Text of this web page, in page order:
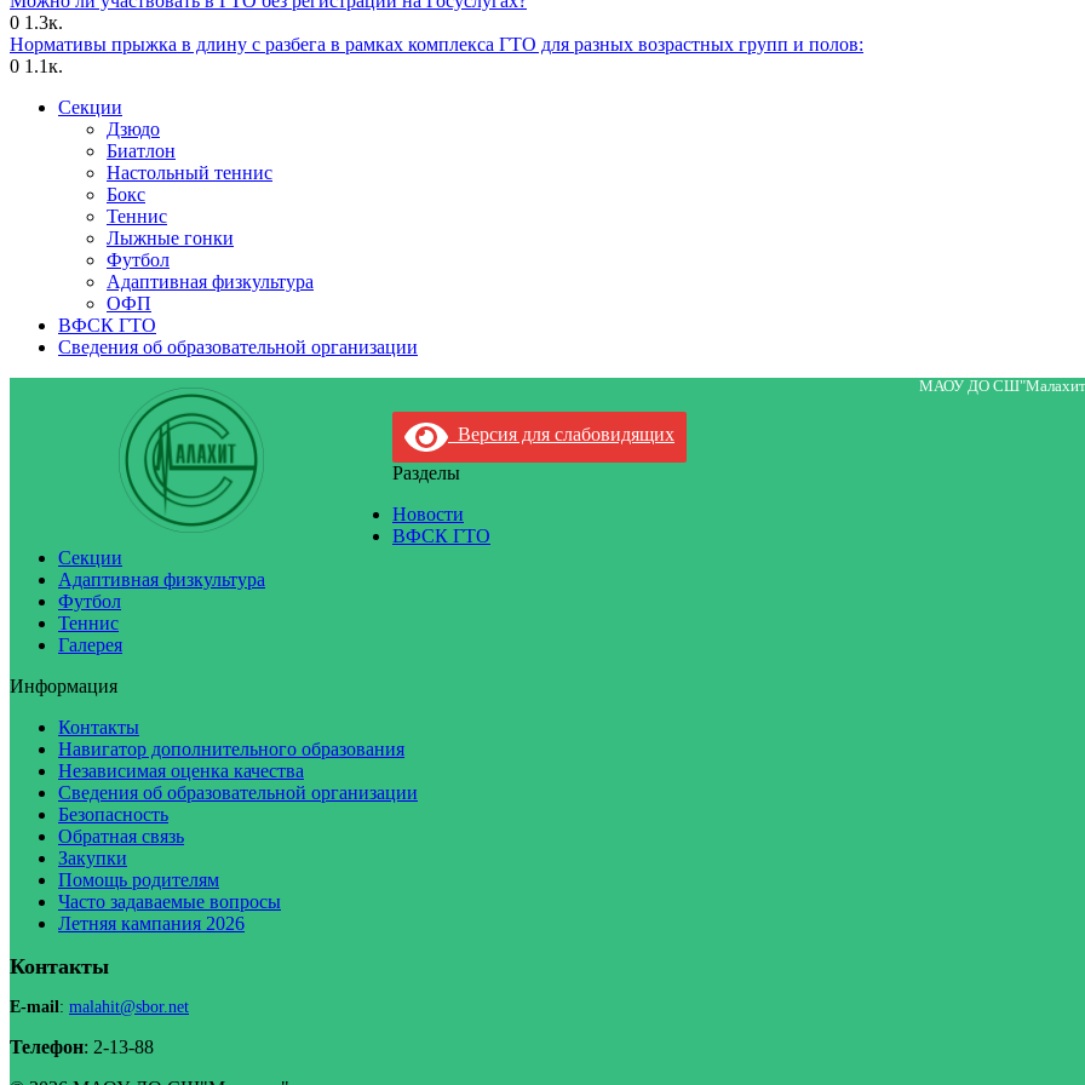
0 1.3к.
Нормативы прыжка в длину с разбега в рамках комплекса ГТО для разных возрастных групп и полов:
0 1.1к.
Секции
Дзюдо
Биатлон
Настольный теннис
Бокс
Теннис
Лыжные гонки
Футбол
Адаптивная физкультура
ОФП
ВФСК ГТО
Сведения об образовательной организации
МАОУ ДО
Версия для слабовидящих
Разделы
Новости
ВФСК ГТО
Секции
Адаптивная физкультура
Футбол
Теннис
Галерея
Информация
Контакты
Навигатор дополнительного образования
Независимая оценка качества
Сведения об образовательной организации
Безопасность
Обратная связь
Закупки
Помощь родителям
Часто задаваемые вопросы
Летняя кампания 2026
Контакты
E-mail: malahit@sbor.net
Телефон: 2-13-88